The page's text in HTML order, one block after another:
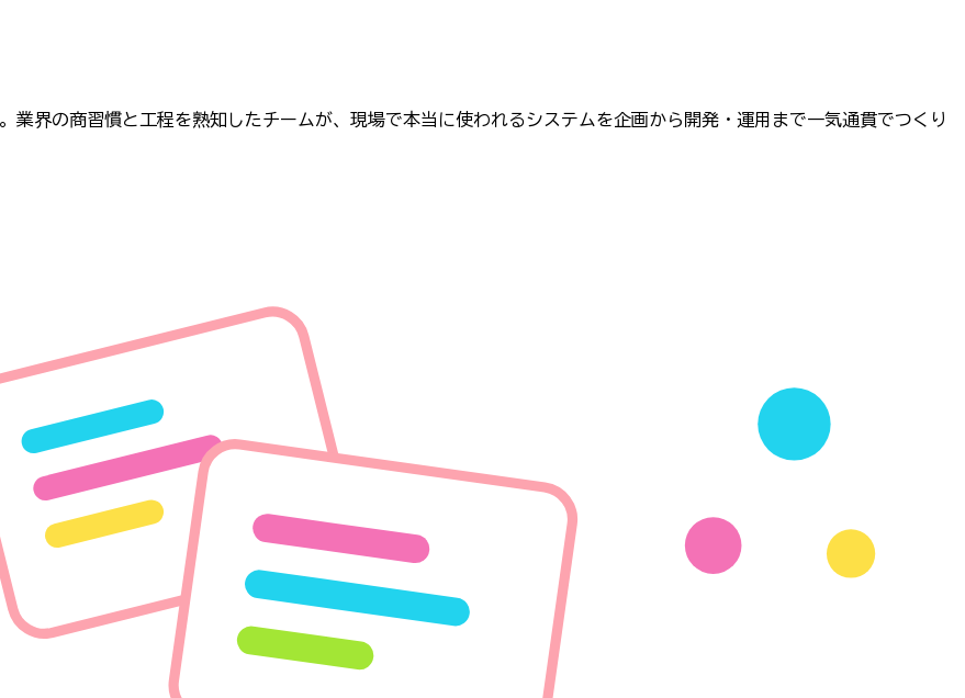
業界の商習慣と工程を熟知したチームが、現場で本当に使われるシステムを企画から開発・運用まで一気通貫でつくり